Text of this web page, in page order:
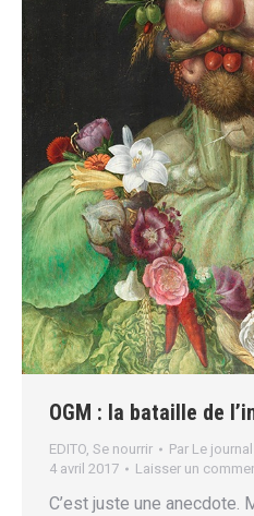
OGM : la bataille de
EDITO, Se nourrir Par Le
4 avril 2017
Laisser un
C’est juste une anecdote.